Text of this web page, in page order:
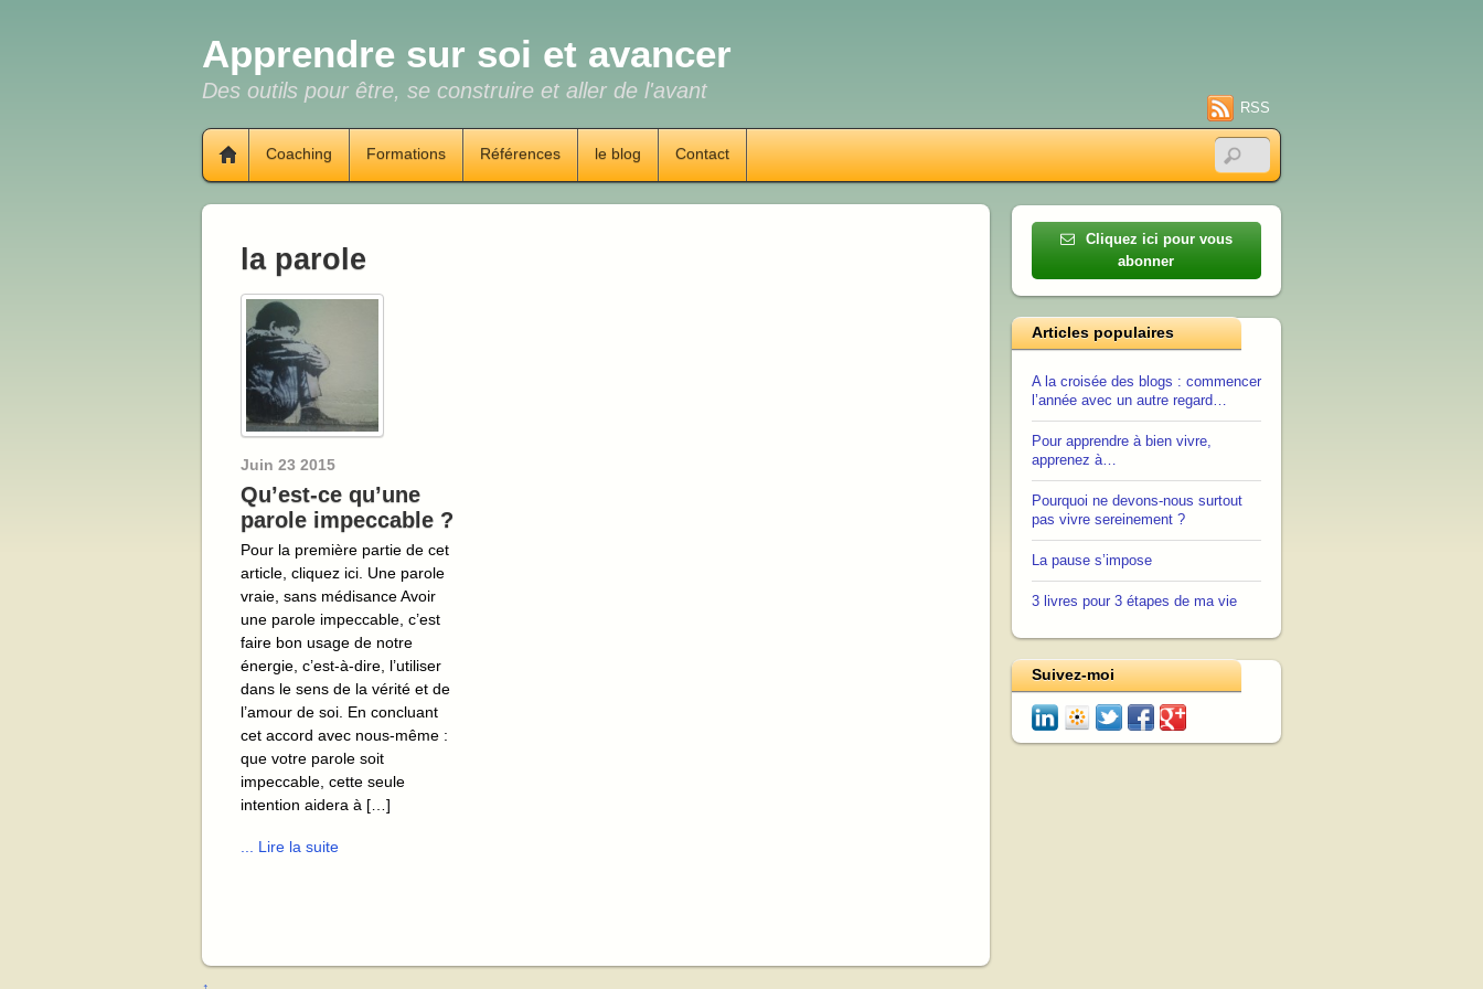
Apprendre sur soi et avancer
Des outils pour être, se construire et aller de l'avant
RSS
Coaching Formations Références le blog Contact
la parole
Juin 23 2015
Qu’est-ce qu’une
parole impeccable ?
Pour la première partie de cet
article, cliquez ici. Une parole
vraie, sans médisance Avoir
une parole impeccable, c’est
faire bon usage de notre
énergie, c’est-à-dire, l’utiliser
dans le sens de la vérité et de
l’amour de soi. En concluant
cet accord avec nous-même :
que votre parole soit
impeccable, cette seule
intention aidera à […]
... Lire la suite
Cliquez ici pour vous
abonner
Articles populaires
A la croisée des blogs : commencer
l’année avec un autre regard…
Pour apprendre à bien vivre,
apprenez à…
Pourquoi ne devons-nous surtout
pas vivre sereinement ?
La pause s’impose
3 livres pour 3 étapes de ma vie
Suivez-moi